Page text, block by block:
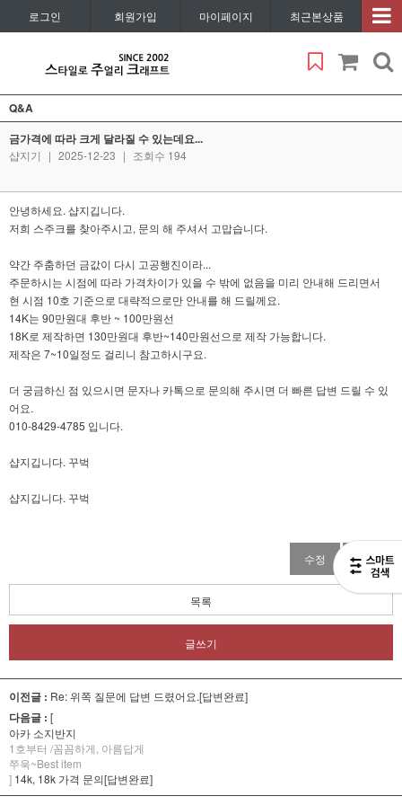
로그인 회원가입 마이페이지 최근본상품
Q&A
금가격에 따라 크게 달라질 수 있는데요...
샵지기 | 2025-12-23 | 조회수 194
안녕하세요. 샵지깁니다.
저희 스주크를 찾아주시고, 문의 해 주셔서 고맙습니다.
약간 주춤하던 금값이 다시 고공행진이라...
주문하시는 시점에 따라 가격차이가 있을 수 밖에 없음을 미리 안내해 드리면서
현 시점 10호 기준으로 대략적으로만 안내를 해 드릴께요.
14K는 90만원대 후반 ~ 100만원선
18K로 제작하면 130만원대 후반~140만원선으로 제작 가능합니다.
제작은 7~10일정도 걸리니 참고하시구요.
더 궁금하신 점 있으시면 문자나 카톡으로 문의해 주시면 더 빠른 답변 드릴 수 있
어요.
010-8429-4785 입니다.
샵지깁니다. 꾸벅
샵지깁니다. 꾸벅
수정 삭제
목록
글쓰기
이전글 : Re: 위쪽 질문에 답변 드렸어요.[답변완료]
다음글 : [
아카 소지반지
1호부터 /꼼꼼하게, 아름답게
쭈욱~Best item
] 14k, 18k 가격 문의[답변완료]